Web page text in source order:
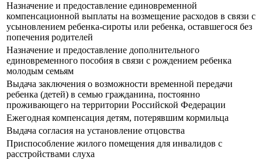
Назначение и предоставление единовременной
компенсационной выплаты на возмещение расходов в связи с
усыновлением ребенка-сироты или ребенка, оставшегося без
попечения родителей
Назначение и предоставление дополнительного
единовременного пособия в связи с рождением ребенка
молодым семьям
Выдача заключения о возможности временной передачи
ребенка (детей) в семью гражданина, постоянно
проживающего на территории Российской Федерации
Ежегодная компенсация детям, потерявшим кормильца
Выдача согласия на установление отцовства
Приспособление жилого помещения для инвалидов с
расстройствами слуха